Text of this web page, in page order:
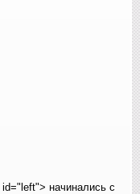
начинались с